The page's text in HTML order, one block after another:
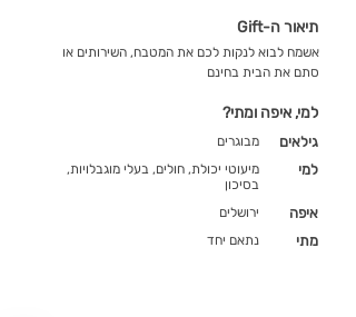
תיאור ה-Gift
אשמח לבוא לנקות לכם את המטבח, השירותים או
סתם את הבית בחינם
למי, איפה ומתי?
מבוגרים גילאים
מיעוטי יכולת, חולים, בעלי מוגבלויות,
בסיכון
למי
ירושלים איפה
נתאם יחד מתי